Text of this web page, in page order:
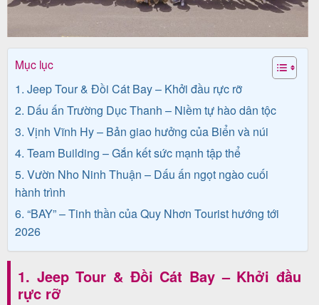
Về
Quy
Nhơn
Tourist
Cảm
nhận
khách
hàng
Mục lục
1. Jeep Tour & Đồi Cát Bay – Khởi đầu rực rỡ
2. Dấu ấn Trường Dục Thanh – Niềm tự hào dân tộc
3. Vịnh Vĩnh Hy – Bản giao hưởng của Biển và núi
4. Team Building – Gắn kết sức mạnh tập thể
5. Vườn Nho Ninh Thuận – Dấu ấn ngọt ngào cuối
hành trình
6. “BAY” – Tinh thần của Quy Nhơn Tourist hướng tới
2026
1. Jeep Tour & Đồi Cát Bay – Khởi đầu
rực rỡ